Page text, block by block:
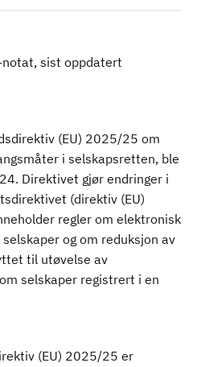
sist oppdatert
(EU) 2025/25 om
i selskapsretten, ble
Direktivet gjør endringer i
(direktiv (EU)
regler om elektronisk
og om reduksjon av
til utøvelse av
selskaper registrert i en
(EU) 2025/25 er